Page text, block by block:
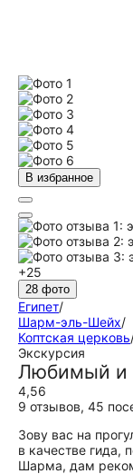
В избранное
+25
28 фото
Египет/
Шарм-эль-Шейх/
Коптская церковь
Экскурсия
Любимый и
4,56
9 отзывов, 45
Зову вас на
в качестве гида,
Шарма, дам